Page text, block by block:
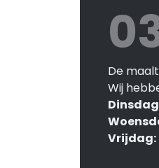
De
Wij
Vrijdag: